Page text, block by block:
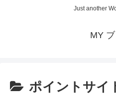
Just another
MY
ポイントサイ